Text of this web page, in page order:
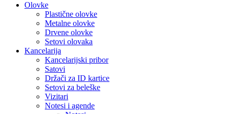
Olovke
Plastične olovke
Metalne olovke
Drvene olovke
Setovi olovaka
Kancelarija
Kancelarijski pribor
Satovi
Držači za ID kartice
Setovi za beleške
Vizitari
Notesi i agende